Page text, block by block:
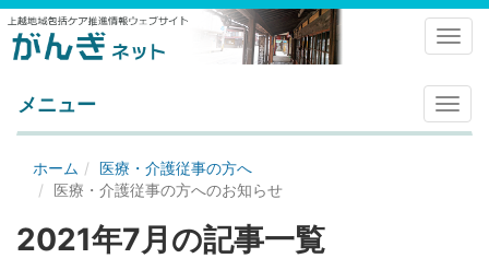
メ
ニ
メニュー
ホーム
医療・介護従事の方へ
医療・介護従事の方へのお知らせ
2021年7月の記事一覧